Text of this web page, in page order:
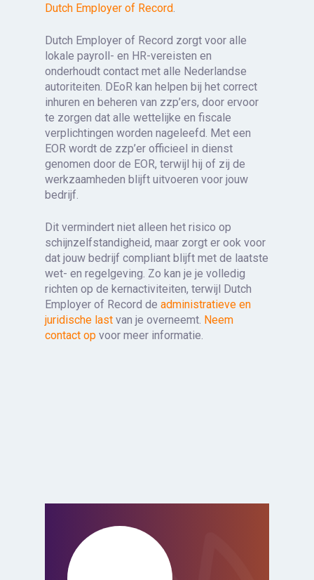
Dutch Employer of Record.
Dutch Employer of Record zorgt voor alle
lokale payroll- en HR-vereisten en
onderhoudt contact met alle Nederlandse
autoriteiten. DEoR kan helpen bij het correct
inhuren en beheren van zzp’ers, door ervoor
te zorgen dat alle wettelijke en fiscale
verplichtingen worden nageleefd. Met een
EOR wordt de zzp’er officieel in dienst
genomen door de EOR, terwijl hij of zij de
werkzaamheden blijft uitvoeren voor jouw
bedrijf.
Dit vermindert niet alleen het risico op
schijnzelfstandigheid, maar zorgt er ook voor
dat jouw bedrijf compliant blijft met de laatste
wet- en regelgeving. Zo kan je je volledig
richten op de kernactiviteiten, terwijl Dutch
Employer of Record deadministratieve en
juridische last van je overneemt. Neem
contact op voor meer informatie.